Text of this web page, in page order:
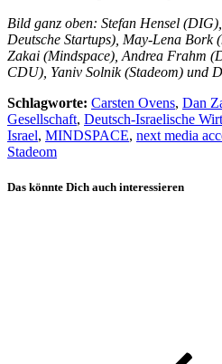
Bild ganz oben: Stefan Hensel
Deutsche Startups), May-Lena Bork
Zakai (Mindspace), Andrea Frahm
CDU), Yaniv Solnik (Stadeom) und
Schlagworte: Carsten Ovens, Dan
Gesellschaft, Deutsch-Israelische
Israel, MINDSPACE, next media
Stadeom
Das könnte Dich auch interessieren